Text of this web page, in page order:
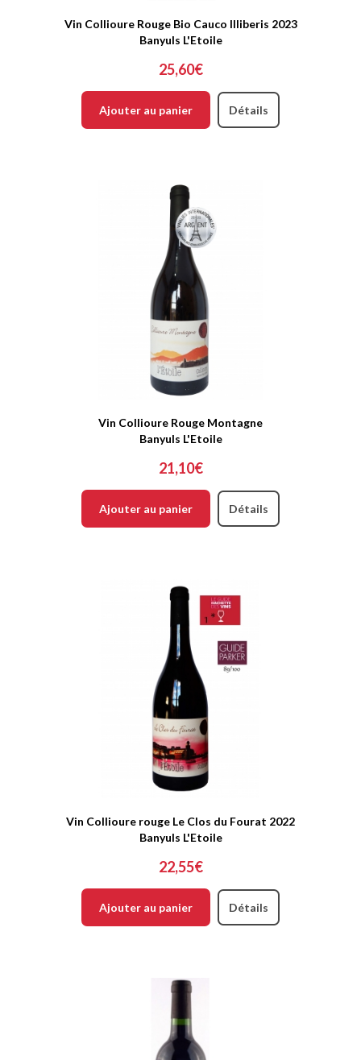
Vin Collioure Rouge Bio Cauco Illiberis 2023
Banyuls L'Etoile
25,60€
Ajouter au panier Détails
Vin Collioure Rouge Montagne
Banyuls L'Etoile
21,10€
Ajouter au panier Détails
Vin Collioure rouge Le Clos du Fourat 2022
Banyuls L'Etoile
22,55€
Ajouter au panier Détails